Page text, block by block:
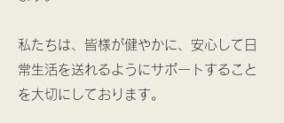
私たちは、皆様が健やかに、安心して日
常生活を送れるようにサポートすること
を大切にしております。